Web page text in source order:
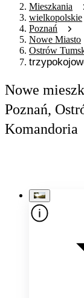
Mieszkania
wielkopolskie
Poznań
Nowe Miasto
Ostrów
Nowe
Poznań,
Komandoria